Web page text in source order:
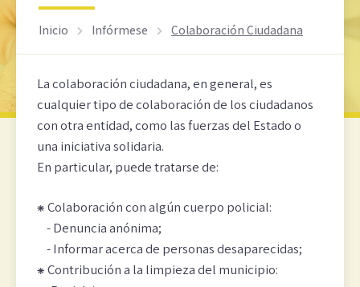
Inicio Infórmese Colaboración Ciudadana
La colaboración ciudadana, en general, es
cualquier tipo de colaboración de los ciudadanos
con otra entidad, como las fuerzas del Estado o
una iniciativa solidaria.
En particular, puede tratarse de:
⁕ Colaboración con algún cuerpo policial:
- Denuncia anónima;
- Informar acerca de personas desaparecidas;
⁕ Contribución a la limpieza del municipio: